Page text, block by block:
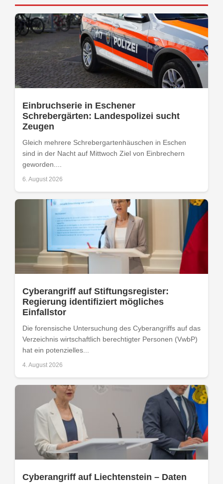
Einbruchserie in Eschener
Schrebergärten: Landespolizei sucht
Zeugen
Gleich mehrere Schrebergartenhäuschen in Eschen
sind in der Nacht auf Mittwoch Ziel von Einbrechern
geworden....
6. August 2026
Cyberangriff auf Stiftungsregister:
Regierung identifiziert mögliches
Einfallstor
Die forensische Untersuchung des Cyberangriffs auf das
Verzeichnis wirtschaftlich berechtigter Personen (VwbP)
hat ein potenzielles...
4. August 2026
Cyberangriff auf Liechtenstein – Daten